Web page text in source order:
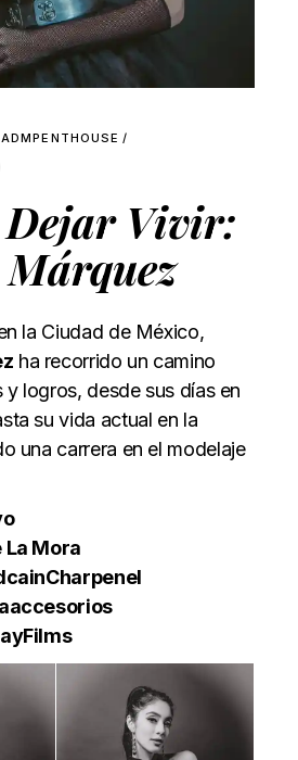
ADMPENTHOUSE
Vivir:
la Ciudad de México,
ha recorrido un camino
logros, desde sus días en
su vida actual en la
una carrera en el modelaje
La Mora